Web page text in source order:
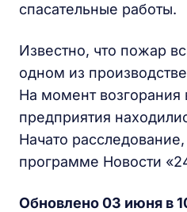
спасательные работы.
Известно, что пожар
одном из
На момент возгорания
предприятия
Начато
программе Новости
Обновлено 03 июня в